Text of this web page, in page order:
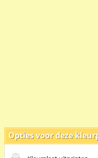
Opties voor deze